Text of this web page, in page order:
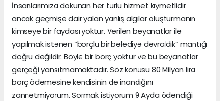
İnsanlarımıza dokunan her türlü hizmet kıymetlidir
ancak geçmişe dair yalan yanlış algılar oluşturmanın
kimseye bir faydası yoktur. Verilen beyanatlar ile
yapılmak istenen “borçlu bir belediye devraldık” mantığı
doğru değildir. Böyle bir borç yoktur ve bu beyanatlar
gerçeği yansıtmamaktadır. Söz konusu 80 Milyon lira
borç ödemesine kendisinin de inandığını
zannetmiyorum. Sormak istiyorum 9 Ayda ödendiği